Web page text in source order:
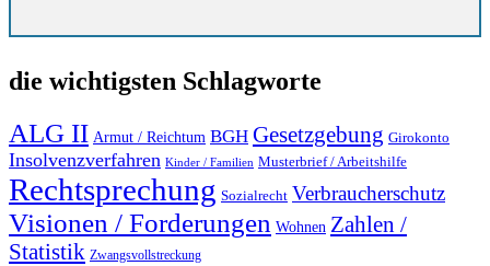
die wichtigsten Schlagworte
ALG II Armut / Reichtum BGH Gesetzgebung Girokonto
Insolvenzverfahren Kinder / Familien Musterbrief / Arbeitshilfe
Rechtsprechung Sozialrecht Verbraucherschutz
Visionen / Forderungen Wohnen Zahlen /
Statistik Zwangsvollstreckung